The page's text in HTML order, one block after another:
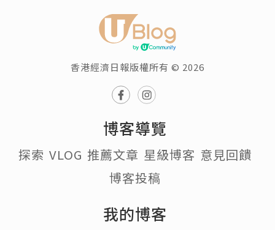
香港經濟日報版權所有 © 2026
博客導覽
探索 VLOG 推薦文章 星級博客 意見回饋
博客投稿
我的博客